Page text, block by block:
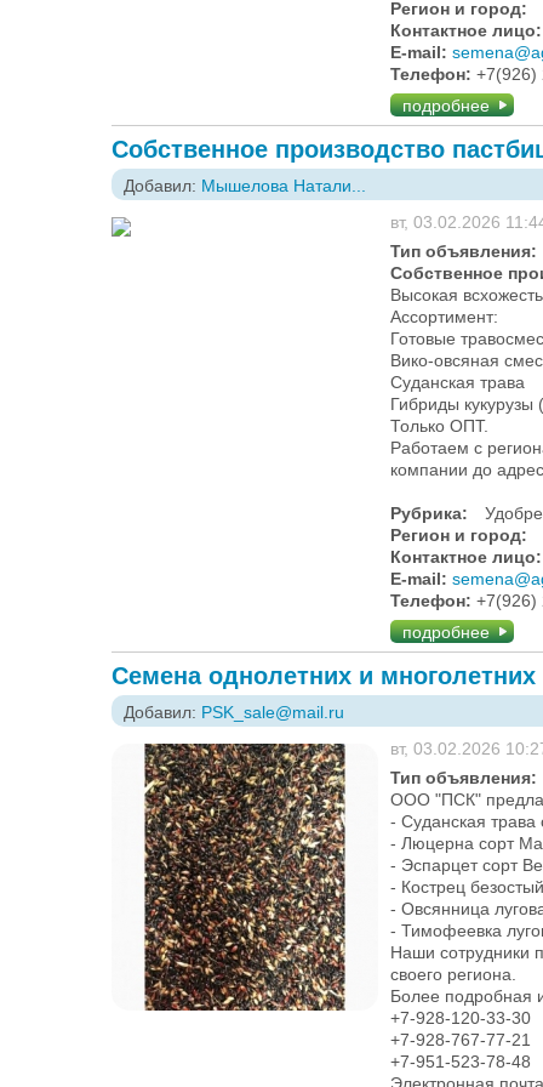
Регион и город:
Контактное
E-mail:
Телефон: +7(926)
подробнее
Собственное производство
Добавил: Мышелова Натали...
вт, 03.02.2026
Тип объявления:
Собственное
Высокая
Ассортимент:
Готовые
Вико-овсяная
Суданская трава
Гибриды кукурузы
Только ОПТ.
Работаем с
компании до
Рубрика:
Регион и город:
Контактное
E-mail:
Телефон: +7(926)
подробнее
Семена однолетних и многолетних
Добавил: PSK_sale@mail.ru
вт, 03.02.2026
Тип объявления:
ООО "ПСК"
- Суданская
- Люцерна сорт
- Эспарцет сорт
- Кострец безостый
- Овсянница
- Тимофеевка
Наши сотрудники
своего региона.
Более
+7-928-120-33-30
+7-928-767-77-21
+7-951-523-78-48